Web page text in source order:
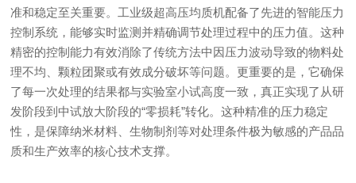
准和稳定至关重要。工业级超高压均质机配备了先进的智能压力
控制系统，能够实时监测并精确调节处理过程中的压力值。这种
精密的控制能力有效消除了传统方法中因压力波动导致的物料处
理不均、颗粒团聚或有效成分破坏等问题。更重要的是，它确保
了每一次处理的结果都与实验室小试高度一致，真正实现了从研
发阶段到中试放大阶段的“零损耗”转化。这种精准的压力稳定
性，是保障纳米材料、生物制剂等对处理条件极为敏感的产品品
质和生产效率的核心技术支撑。